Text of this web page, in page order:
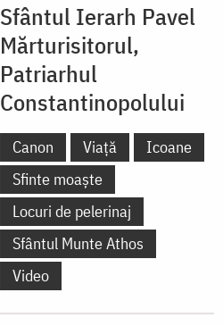
Sfântul Ierarh Pavel
Mărturisitorul,
Patriarhul
Constantinopolului
Canon Viață
Icoane
Sfinte moaște
Locuri de pelerinaj
Sfântul Munte Athos
Video